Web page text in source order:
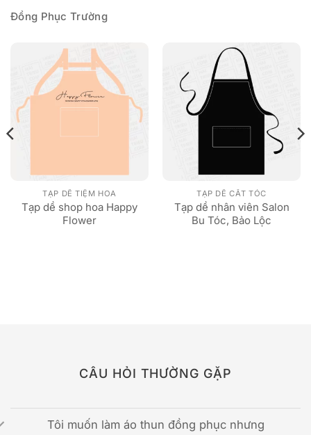
Đồng Phục Trường
TẠP DỀ TIỆM HOA
Tạp dề shop hoa Happy
Flower
TẠP DỀ CẮT TÓC
Tạp dề nhân viên Salon
Bu Tóc, Bảo Lộc
CÂU HỎI THƯỜNG GẶP
Tôi muốn làm áo thun đồng phục nhưng